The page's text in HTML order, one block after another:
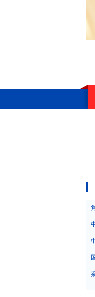
29日10:00 国务院台湾事务办